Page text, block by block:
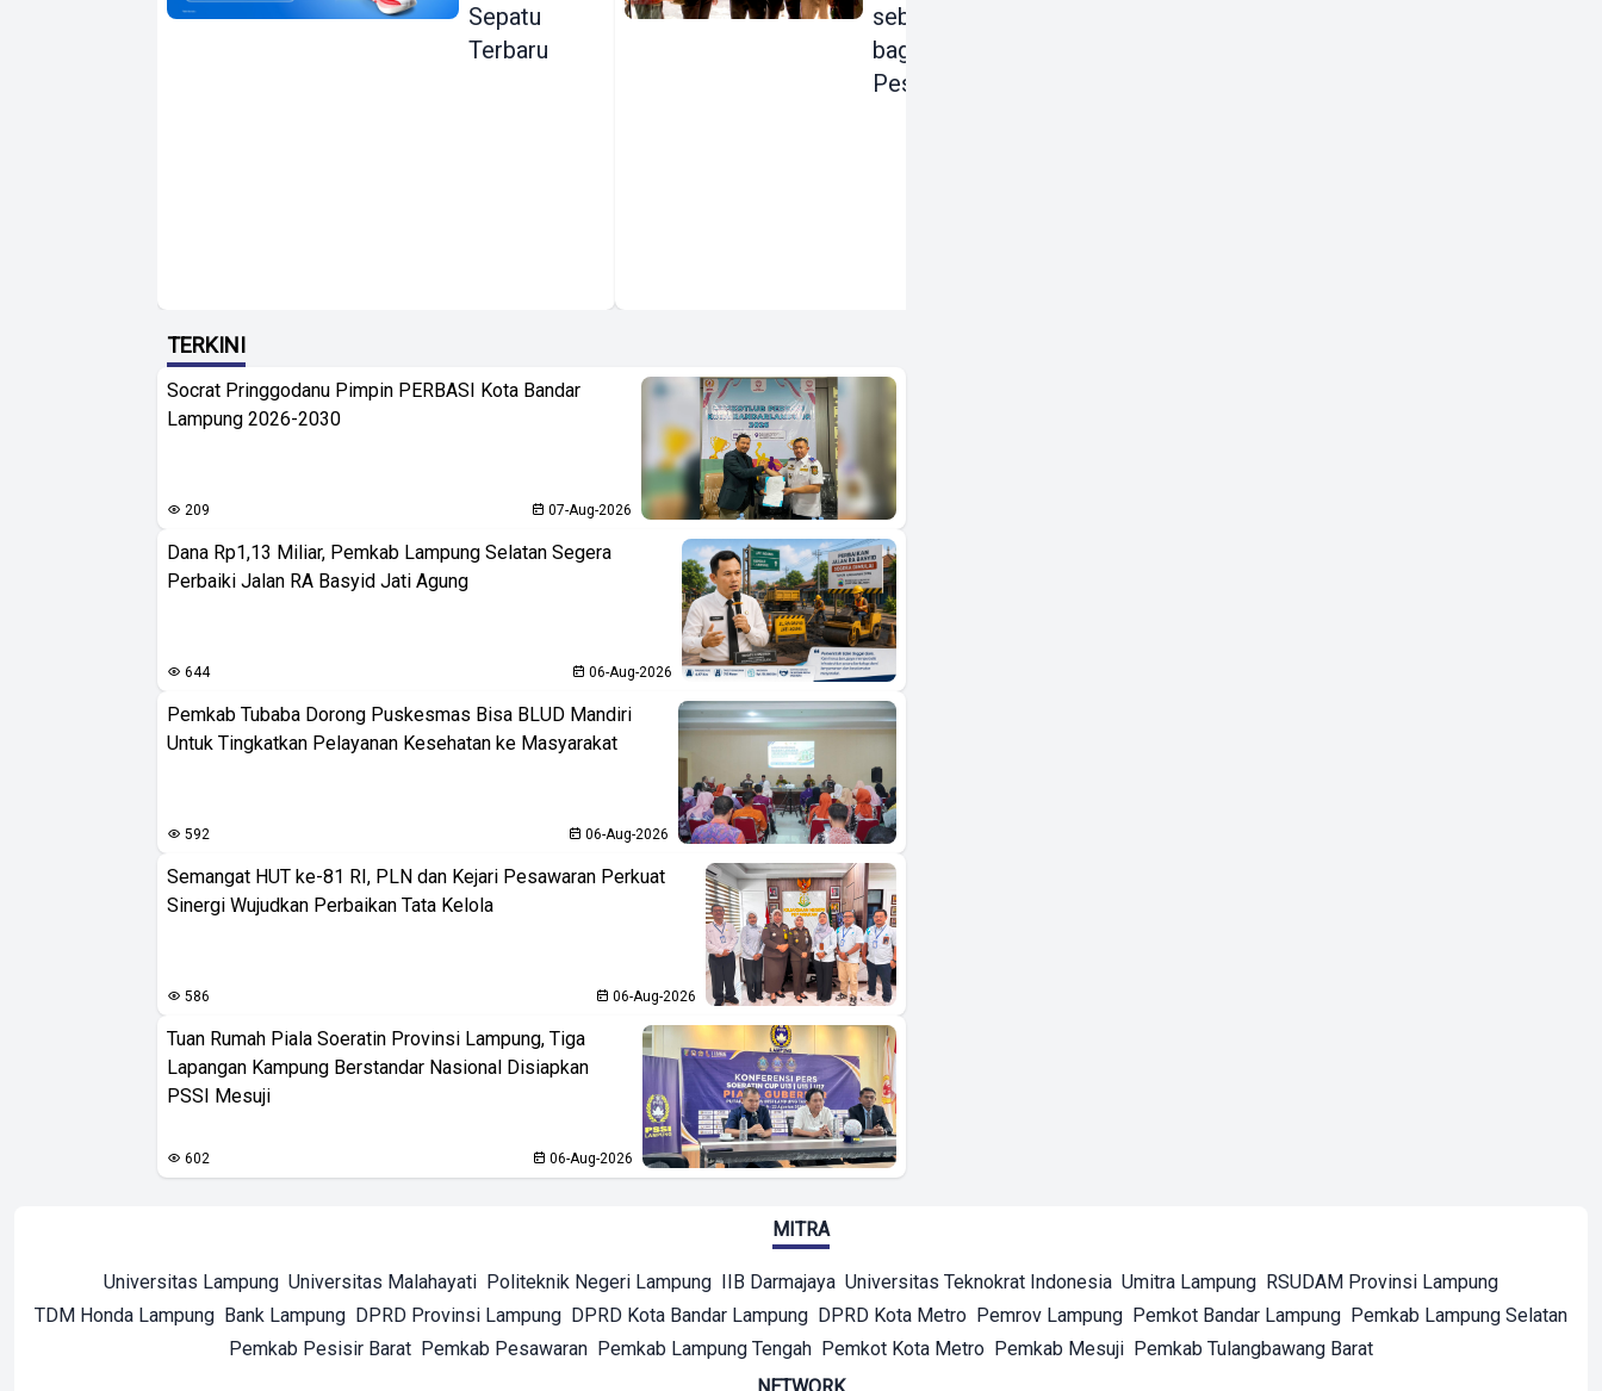
Sepatu
Terbaru
sebagai Rumah
bagi para
Pesepeda
TERKINI
Socrat Pringgodanu Pimpin PERBASI Kota Bandar
Lampung 2026-2030
209 07-Aug-2026
Dana Rp1,13 Miliar, Pemkab Lampung Selatan Segera
Perbaiki Jalan RA Basyid Jati Agung
644 06-Aug-2026
Pemkab Tubaba Dorong Puskesmas Bisa BLUD Mandiri
Untuk Tingkatkan Pelayanan Kesehatan ke Masyarakat
592 06-Aug-2026
Semangat HUT ke-81 RI, PLN dan Kejari Pesawaran Perkuat
Sinergi Wujudkan Perbaikan Tata Kelola
586 06-Aug-2026
Tuan Rumah Piala Soeratin Provinsi Lampung, Tiga
Lapangan Kampung Berstandar Nasional Disiapkan
PSSI Mesuji
602 06-Aug-2026
MITRA
Universitas Lampung Universitas Malahayati Politeknik Negeri Lampung IIB Darmajaya Universitas Teknokrat Indonesia Umitra Lampung RSUDAM Provinsi Lampung
TDM Honda Lampung Bank Lampung DPRD Provinsi Lampung DPRD Kota Bandar Lampung DPRD Kota Metro Pemrov Lampung Pemkot Bandar Lampung Pemkab Lampung Selatan
Pemkab Pesisir Barat Pemkab Pesawaran Pemkab Lampung Tengah Pemkot Kota Metro Pemkab Mesuji Pemkab Tulangbawang Barat